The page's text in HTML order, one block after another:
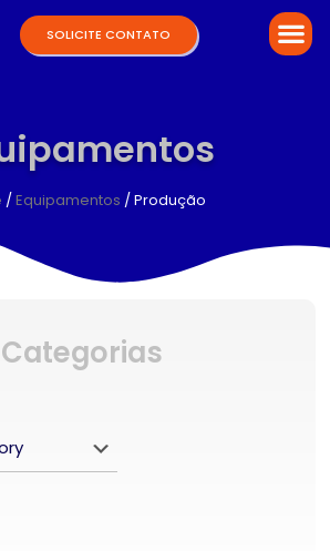
SOLICITE CONTATO
/ Equipamentos / Produção
Categorias